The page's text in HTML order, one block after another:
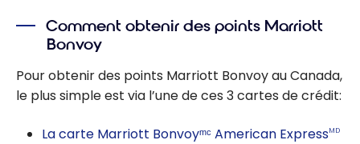
Comment obtenir des points Marriott
Bonvoy
Pour obtenir des points Marriott Bonvoy au Canada,
le plus simple est via l’une de ces 3 cartes de crédit:
La carte Marriott Bonvoyᵐᶜ American ExpressMD